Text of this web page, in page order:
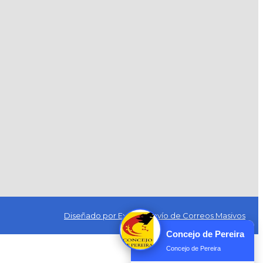
Diseñado por Exus™|Envío de Correos Masivos